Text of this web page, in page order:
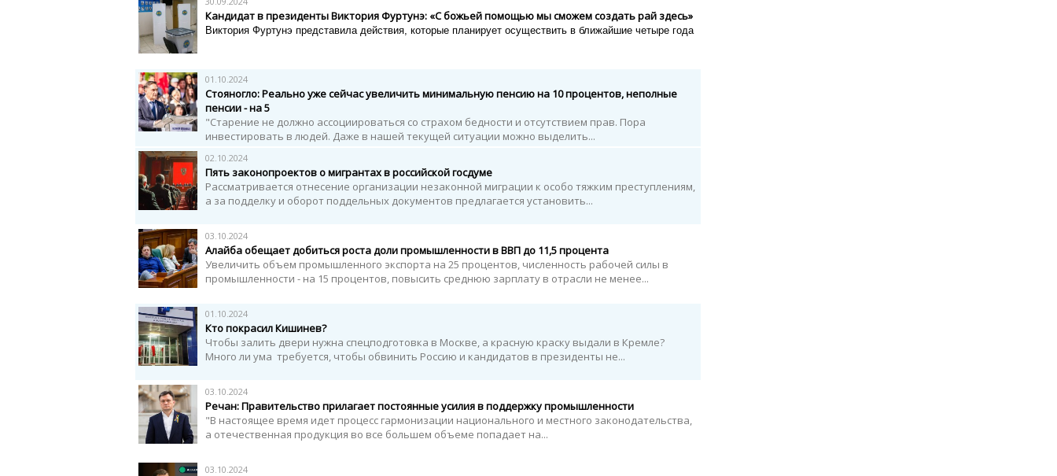
Кандидат в президенты Виктория Фуртунэ: «С божьей помощью мы сможем создать рай здесь»
Виктория Фуртунэ представила действия, которые планирует осуществить в ближайшие четыре года
01.10.2024
Стояногло: Реально уже сейчас увеличить минимальную пенсию на 10 процентов, неполные
пенсии - на 5
"Старение не должно ассоциироваться со страхом бедности и отсутствием прав. Пора
инвестировать в людей. Даже в нашей текущей ситуации можно выделить...
02.10.2024
Пять законопроектов о мигрантах в российской госдуме
Рассматривается отнесение организации незаконной миграции к особо тяжким преступлениям,
а за подделку и оборот поддельных документов предлагается установить...
03.10.2024
Алайба обещает добиться роста доли промышленности в ВВП до 11,5 процента
Увеличить объем промышленного экспорта на 25 процентов, численность рабочей силы в
промышленности - на 15 процентов, повысить среднюю зарплату в отрасли не менее...
01.10.2024
Кто покрасил Кишинев?
Чтобы залить двери нужна спецподготовка в Москве, а красную краску выдали в Кремле?
Много ли ума требуется, чтобы обвинить Россию и кандидатов в президенты не...
03.10.2024
Речан: Правительство прилагает постоянные усилия в поддержку промышленности
"В настоящее время идет процесс гармонизации национального и местного законодательства,
а отечественная продукция во все большем объеме попадает на...
03.10.2024